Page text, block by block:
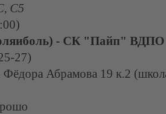
С5
- СК "Пайп" ВДПО
27)
Фёдора Абрамова 19 к.2